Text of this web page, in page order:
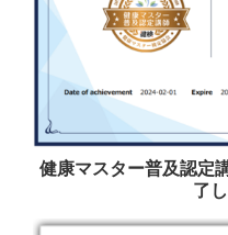
健康マスター普及認定
了